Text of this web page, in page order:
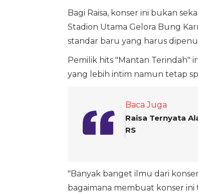
Bagi Raisa, konser ini bukan
Stadion Utama Gelora Bung
standar baru yang harus
Pemilik hits "Mantan Terindah"
yang lebih intim namun tetap
Baca Juga
Raisa Ternyata
RS
"Banyak banget ilmu dari
bagaimana membuat konser ini